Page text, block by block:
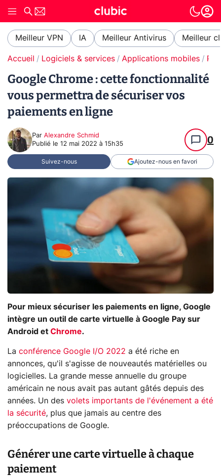
Meilleur VPN IA Meilleur Antivirus Meilleur
Accueil Logiciels & services Applications mobiles
Google Chrome : cette fonctionnalité
vous permettra de sécuriser vos
paiements en ligne
Par Alexandre Schmid
Publié le 12 mai 2022 à 15h35 0
Suivez-nous Ajoutez-nous en favori
Pour mieux sécuriser les paiements en ligne, Google
intègre un outil de carte virtuelle à Google Pay sur
Android et Chrome.
La conférence Google I/O 2022 a été riche en
annonces, qu'il s'agisse de nouveautés matérielles ou
logicielles. La grande messe annuelle du groupe
américain ne nous avait pas autant gâtés depuis des
années. Un des volets importants de l'événement a été
la sécurité, plus que jamais au centre des
préoccupations de Google.
Générer une carte virtuelle à chaque
paiement